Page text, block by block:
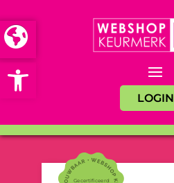
Open toolbar
LOGIN
Gecertificeerd